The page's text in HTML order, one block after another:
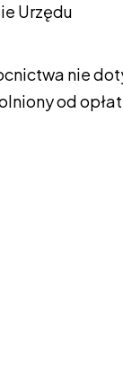
Urzędu
nie
od